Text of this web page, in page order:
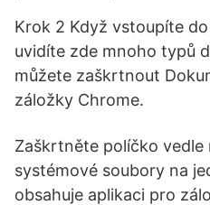
Krok 2 Když vstoupíte
uvidíte zde mnoho typů
můžete zaškrtnout
záložky Chrome.
Zaškrtněte políčko
systémové soubory na
obsahuje aplikaci pro